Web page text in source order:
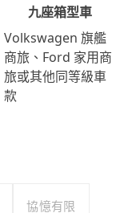
九座箱型車
Volkswagen 旗艦
商旅、Ford 家用商
旅或其他同等級車
款
協憶有限